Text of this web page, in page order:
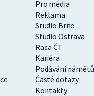
Pro média
Reklama
Studio Brno
Studio Ostrava
Rada ČT
Kariéra
Podávání námětů
Časté dotazy
Kontakty